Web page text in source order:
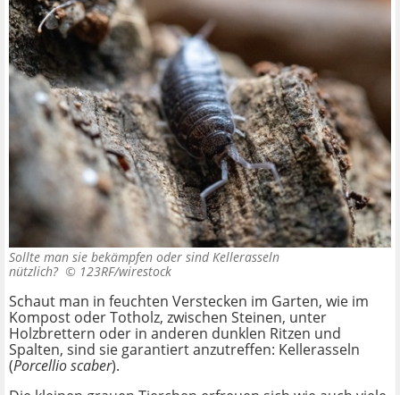
Sollte man sie bekämpfen oder sind Kellerasseln
nützlich? © 123RF/wirestock
Schaut man in feuchten Verstecken im Garten, wie im
Kompost oder Totholz, zwischen Steinen, unter
Holzbrettern oder in anderen dunklen Ritzen und
Spalten, sind sie garantiert anzutreffen: Kellerasseln
(Porcellio scaber).